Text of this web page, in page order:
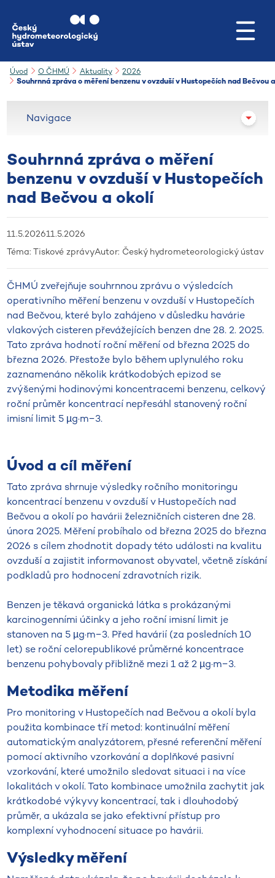
Úvod O ČHMÚ Aktuality
2026
Souhrnná zpráva o měření benzenu v ovzduší v Hustopečích nad Bečvou
Souhrnná zpráva o měření
benzenu v ovzduší v Hustopečích
nad Bečvou a okolí
11.5.202611.5.2026
Téma: Tiskové zprávyAutor: Český hydrometeorologický ústav
ČHMÚ zveřejňuje souhrnnou zprávu o výsledcích
operativního měření benzenu v ovzduší v Hustopečích
nad Bečvou, které bylo zahájeno v důsledku havárie
vlakových cisteren převážejících benzen dne 28. 2. 2025.
Tato zpráva hodnotí roční měření od března 2025 do
března 2026. Přestože bylo během uplynulého roku
zaznamenáno několik krátkodobých epizod se
zvýšenými hodinovými koncentracemi benzenu, celkový
roční průměr koncentrací nepřesáhl stanovený roční
imisní limit 5 µg·m−3.
Úvod a cíl měření
Tato zpráva shrnuje výsledky ročního monitoringu
koncentrací benzenu v ovzduší v Hustopečích nad
Bečvou a okolí po havárii železničních cisteren dne 28.
února 2025. Měření probíhalo od března 2025 do března
2026 s cílem zhodnotit dopady této události na kvalitu
ovzduší a zajistit informovanost obyvatel, včetně získání
podkladů pro hodnocení zdravotních rizik.
Benzen je těkavá organická látka s prokázanými
karcinogenními účinky a jeho roční imisní limit je
stanoven na 5 µg·m−3. Před havárií (za posledních 10
let) se roční celorepublikové průměrné koncentrace
benzenu pohybovaly přibližně mezi 1 až 2 µg·m−3.
Metodika měření
Pro monitoring v Hustopečích nad Bečvou a okolí byla
použita kombinace tří metod: kontinuální měření
automatickým analyzátorem, přesné referenční měření
pomocí aktivního vzorkování a doplňkové pasivní
vzorkování, které umožnilo sledovat situaci i na více
lokalitách v okolí. Tato kombinace umožnila zachytit jak
krátkodobé výkyvy koncentrací, tak i dlouhodobý
průměr, a ukázala se jako efektivní přístup pro
komplexní vyhodnocení situace po havárii.
Výsledky měření
Navigace